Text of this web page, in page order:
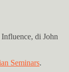
di John
Seminars.